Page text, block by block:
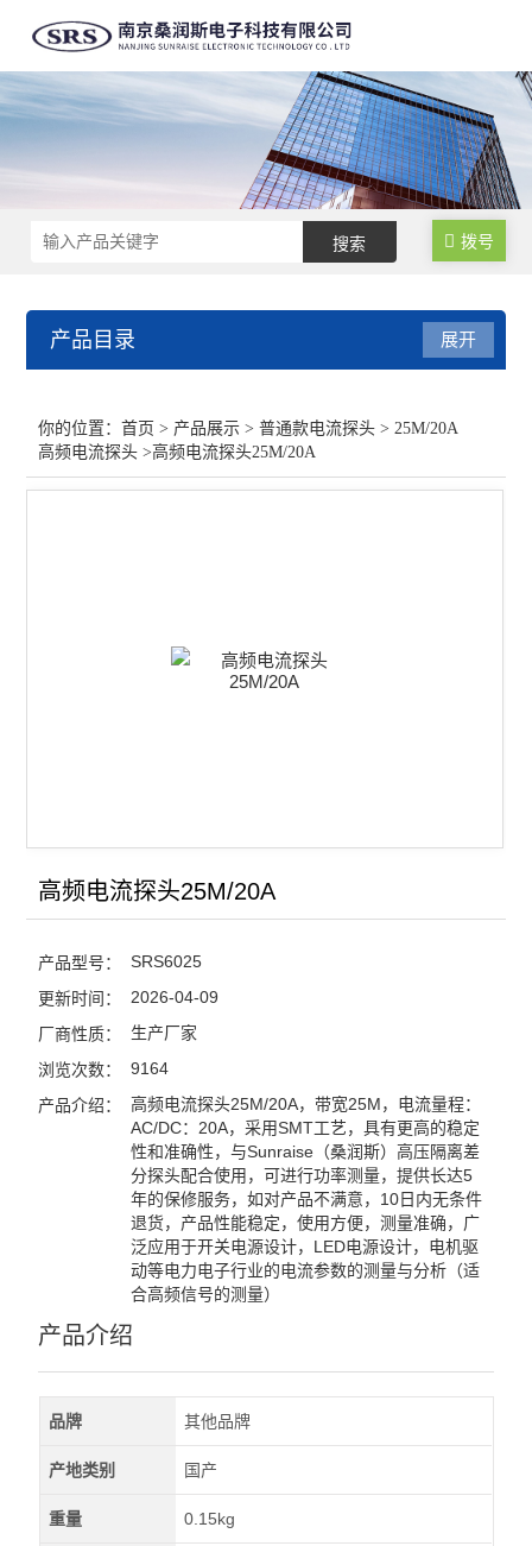
拨号
产品目录
25M/20A高频电流探头
查看全部 >>
展开
你的位置：首页 > 产品展示 >普通款电流探头 >25M/20A
高频电流探头 >高频电流探头25M/20A
高频电流探头25M/20A
产品型号： SRS6025
更新时间： 2026-04-09
厂商性质： 生产厂家
浏览次数： 9164
产品介绍：
高频电流探头25M/20A，带宽25M，电流量程：
AC/DC：20A，采用SMT工艺，具有更高的稳定
性和准确性，与Sunraise（桑润斯）高压隔离差
分探头配合使用，可进行功率测量，提供长达5
年的保修服务，如对产品不满意，10日内无条件
退货，产品性能稳定，使用方便，测量准确，广
泛应用于开关电源设计，LED电源设计，电机驱
动等电力电子行业的电流参数的测量与分析（适
合高频信号的测量）
产品介绍
品牌 其他品牌
产地类别 国产
重量 0.15kg